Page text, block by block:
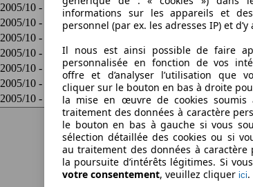
2005/10 - 2006/12 50 KW (68 PS) 4.3 l/100km
2005/10 - 2008/11 50 KW (68 PS) 4.5 l/100km
2005/10 - 2006/12
2005/10 - 2007/07 50 KW (68 PS) 4.3 l/100km
2005/10 - 2008/11 50 KW (68 PS) 4.5 l/100km
2005/10 - 2006/12 50 KW (68 PS) 4.3 l/100km
2005/10 - 2008/11 50 KW (68 PS) 4.5 l/100km
informations sur les appareils et
personnel (par ex. les adresses IP) et d’y
Il nous est ainsi possible de faire
personnalisée en fonction de vos
offre et d’analyser l’utilisation que
cliquer sur le bouton en bas à droite
la mise en œuvre de cookies soumis
traitement des données à caractère
le bouton en bas à gauche si vous
sélection détaillée des cookies ou si
au traitement des données à caractère
la poursuite d’intérêts légitimes. Si vous
votre consentement, veuillez cliquer ici.